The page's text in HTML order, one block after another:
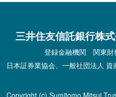
三井住友信託銀行株
登録金融機関 関東財
日本証券業協会、一般社団法人 資
Copyright (c) Sumitomo Mitsui